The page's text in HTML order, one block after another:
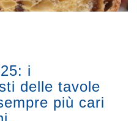
i
delle tavole
più cari